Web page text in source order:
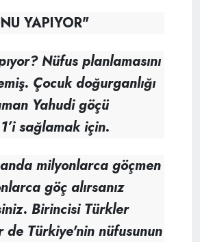
YAPIYOR"
Nüfus planlamasını
Çocuk doğurganlığı
Yahudi göçü
sağlamak için.
milyonlarca göçmen
göç alırsanız
Birincisi Türkler
Türkiye'nin nüfusunun